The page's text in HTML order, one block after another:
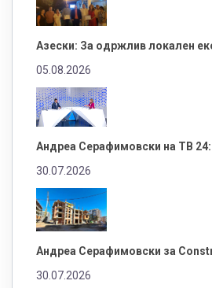
Азески: За одржлив локален
05.08.2026
Андреа Серафимовски на ТВ 24:
30.07.2026
Андреа Серафимовски за
30.07.2026